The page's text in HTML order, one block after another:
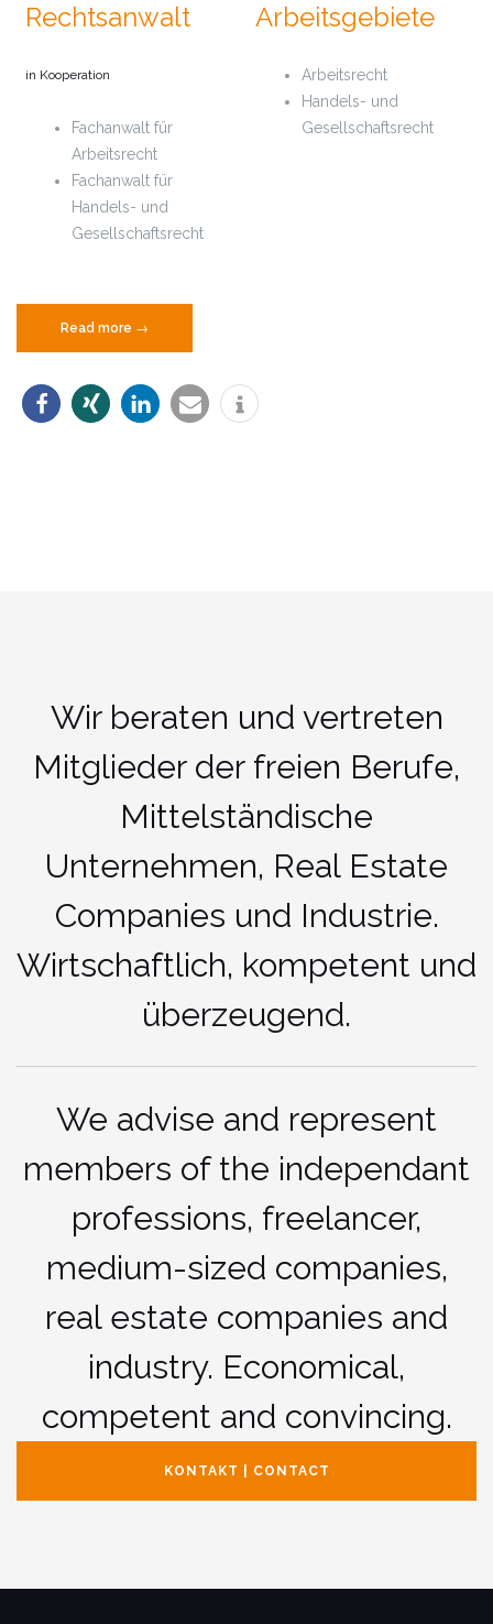
Rechtsanwalt
in Kooperation
Fachanwalt für
Arbeitsrecht
Fachanwalt für
Handels- und
Gesellschaftsrecht
Arbeitsgebiete
Arbeitsrecht
Handels- und
Gesellschaftsrecht
Read more „Michael
Struckhoff“
→
Wir beraten und vertreten
Mitglieder der freien Berufe,
Mittelständische
Unternehmen, Real Estate
Companies und Industrie.
Wirtschaftlich, kompetent und
überzeugend.
We advise and represent
members of the independant
professions, freelancer,
medium-sized companies,
real estate companies and
industry. Economical,
competent and convincing.
KONTAKT | CONTACT